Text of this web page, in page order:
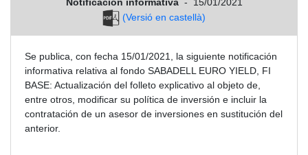
(Versió en castellà)
Se publica, con fecha 15/01/2021, la siguiente notificación
informativa relativa al fondo SABADELL EURO YIELD, FI
BASE: Actualización del folleto explicativo al objeto de,
entre otros, modificar su política de inversión e incluir la
contratación de un asesor de inversiones en sustitución del
anterior.